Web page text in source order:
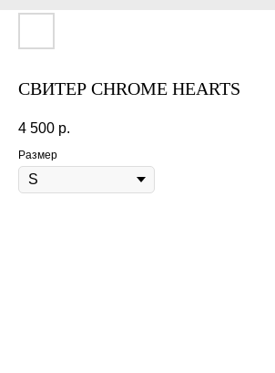
СВИТЕР CHROME HEARTS
4 500 р.
Размер